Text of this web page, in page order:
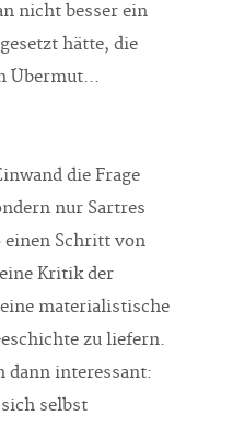
nicht besser ein
hätte, die
Übermut...
die Frage
nur Sartres
einen Schritt von
Kritik der
materialistische
zu liefern.
dann interessant:
selbst